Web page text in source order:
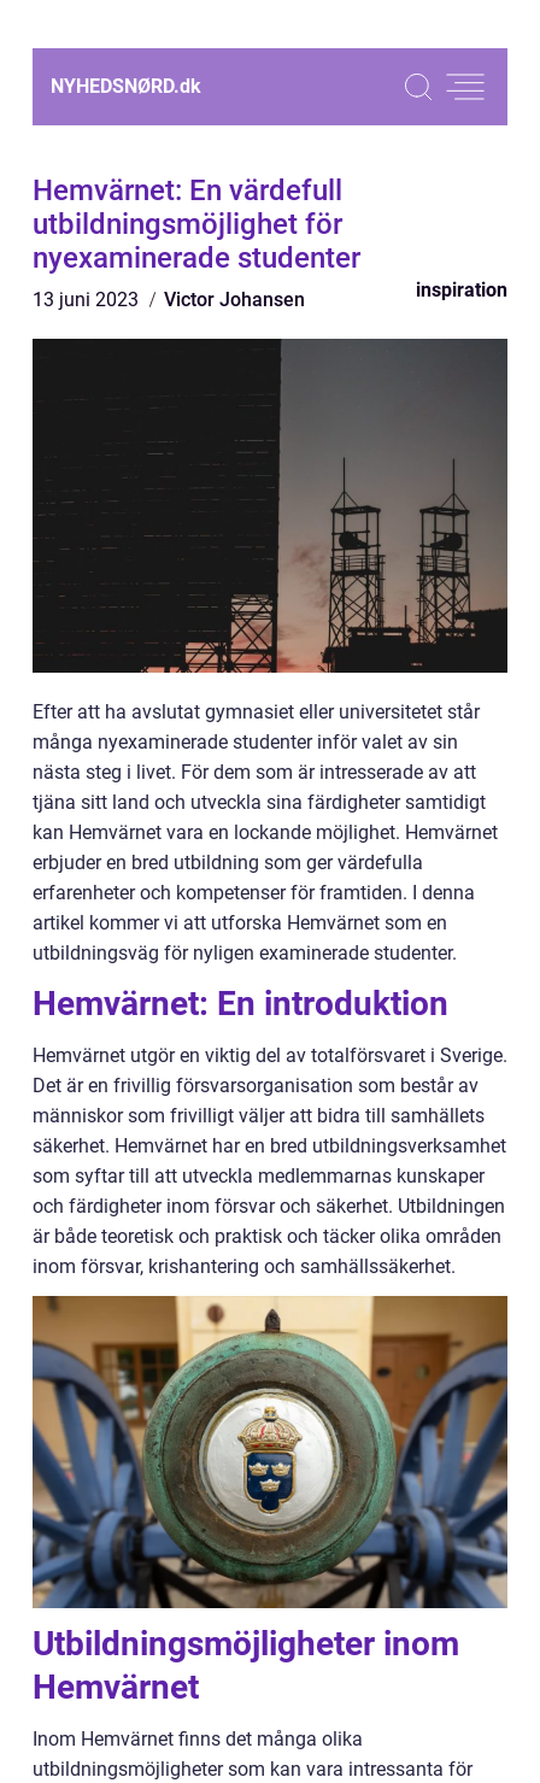
NYHEDSNØRD.dk
Hemvärnet: En värdefull
utbildningsmöjlighet för
nyexaminerade studenter
13 juni 2023 Victor Johansen inspiration
Efter att ha avslutat gymnasiet eller universitetet står
många nyexaminerade studenter inför valet av sin
nästa steg i livet. För dem som är intresserade av att
tjäna sitt land och utveckla sina färdigheter samtidigt
kan Hemvärnet vara en lockande möjlighet. Hemvärnet
erbjuder en bred utbildning som ger värdefulla
erfarenheter och kompetenser för framtiden. I denna
artikel kommer vi att utforska Hemvärnet som en
utbildningsväg för nyligen examinerade studenter.
Hemvärnet: En introduktion
Hemvärnet utgör en viktig del av totalförsvaret i Sverige.
Det är en frivillig försvarsorganisation som består av
människor som frivilligt väljer att bidra till samhällets
säkerhet. Hemvärnet har en bred utbildningsverksamhet
som syftar till att utveckla medlemmarnas kunskaper
och färdigheter inom försvar och säkerhet. Utbildningen
är både teoretisk och praktisk och täcker olika områden
inom försvar, krishantering och samhällssäkerhet.
Utbildningsmöjligheter inom
Hemvärnet
Inom Hemvärnet finns det många olika
utbildningsmöjligheter som kan vara intressanta för